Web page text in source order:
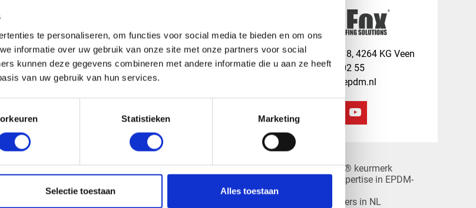
te personaliseren, om functies voor social media te bieden en om ons
informatie over uw gebruik van onze site met onze partners voor social
kunnen deze gegevens combineren met andere informatie die u aan ze heeft
van uw gebruik van hun services.
Statistieken Marketing
Selectie toestaan Alles toestaan
Klantaccount aanvragen
Word RedFox® dealer
Het RedFox® schappenplan
Private label
KOMO® CERTIFICERING
map Veensesteeg 8, 4264 KG Veen
phone_enabled +31 416 75 02 55
info@redfoxepdm.nl
check_circleA-merk met KOMO® keurmerk
check_circle Leverancier met expertise in EPDM-
verwerking
40+ RedFox® dealers in NL